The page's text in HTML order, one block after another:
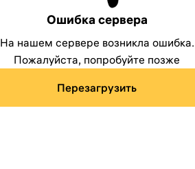
Ошибка сервера
На нашем сервере возникла ошибка.
Пожалуйста, попробуйте позже
Перезагрузить